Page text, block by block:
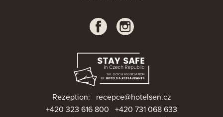
Rezeption: recepce@hotelsen.cz
+420 323 616 800
+420 731 068 633